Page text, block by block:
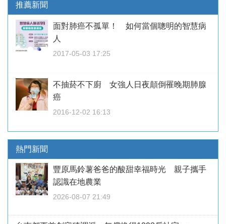
推薦新聞
面對肺癌不孤單！ 如何當個聰明的智慧病
人
2017-05-03 17:25
不抽菸不下廚 女強人日夜顛倒罹晚期肺腺
癌
2016-12-02 16:13
熱門新聞
豐原馬鈴薯爸爸的酸甜幸福時光 親子攜手
認識在地農業
2026-08-07 21:49